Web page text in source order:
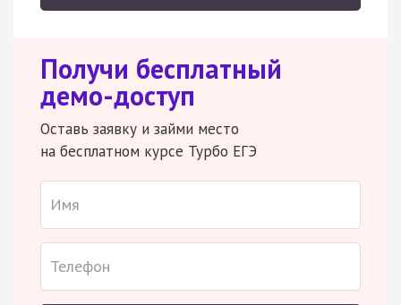
Получи бесплатный
демо-доступ
Оставь заявку и займи место
на бесплатном курсе Турбо ЕГЭ